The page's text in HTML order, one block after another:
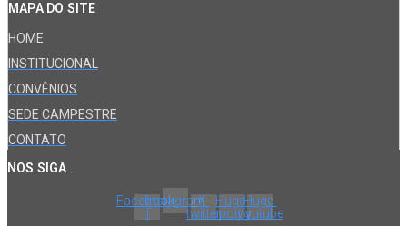
MAPA DO SITE
HOME
INSTITUCIONAL
CONVÊNIOS
SEDE CAMPESTRE
CONTATO
NOS SIGA
Facebook-
f
InstagramX-
twitter
Huge-
spotify
Huge-
youtube